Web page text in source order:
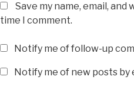
Save my name, email,
time I comment.
Notify me of follow-up
Notify me of new posts by